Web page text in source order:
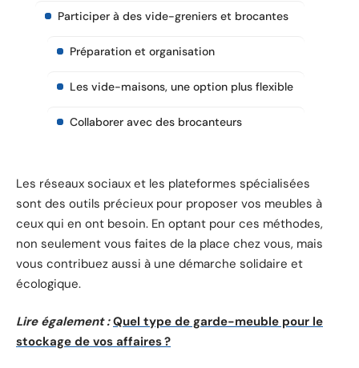
Participer à des vide-greniers et brocantes
Préparation et organisation
Les vide-maisons, une option plus flexible
Collaborer avec des brocanteurs
Les réseaux sociaux et les plateformes spécialisées
sont des outils précieux pour proposer vos meubles à
ceux qui en ont besoin. En optant pour ces méthodes,
non seulement vous faites de la place chez vous, mais
vous contribuez aussi à une démarche solidaire et
écologique.
Lire également : Quel type de garde-meuble pour le
stockage de vos affaires ?